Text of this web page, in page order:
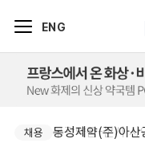
ENG
채용 부광약품-본사 사
채용 동성제약(주)아산